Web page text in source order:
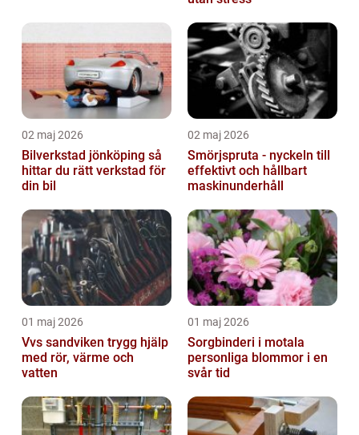
02 maj 2026
Bilverkstad jönköping så
hittar du rätt verkstad för
din bil
02 maj 2026
Smörjspruta - nyckeln till
effektivt och hållbart
maskinunderhåll
01 maj 2026
Vvs sandviken trygg hjälp
med rör, värme och
vatten
01 maj 2026
Sorgbinderi i motala
personliga blommor i en
svår tid